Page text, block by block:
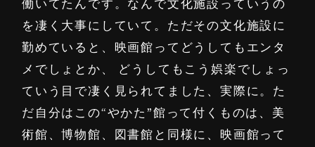
働いてたんです。なんで文化施設っていうの
を凄く大事にしていて。ただその文化施設に
勤めていると、映画館ってどうしてもエンタ
メでしょとか、 どうしてもこう娯楽でしょっ
ていう目で凄く見られてました、実際に。た
だ自分はこの“やかた”館って付くものは、美
術館、博物館、図書館と同様に、映画館って